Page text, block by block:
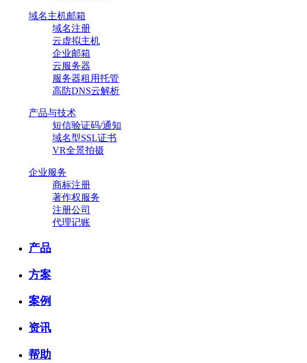
域名主机邮箱
域名注册
云虚拟主机
企业邮箱
云服务器
服务器租用托管
高防DNS云解析
产品与技术
短信验证码/通知
域名型SSL证书
VR全景拍摄
企业服务
商标注册
著作权服务
注册公司
代理记账
产品
方案
案例
资讯
帮助